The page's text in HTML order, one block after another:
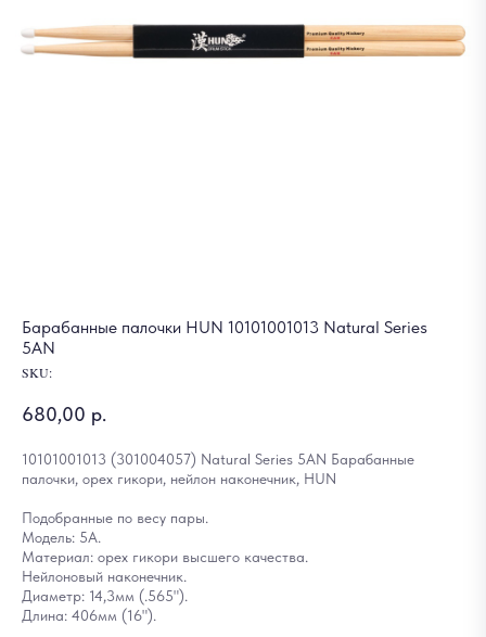
Барабанные палочки HUN 10101001013 Natural Series
5AN
SKU:
680,00 р.
10101001013 (301004057) Natural Series 5AN Барабанные
палочки, орех гикори, нейлон наконечник, HUN
Подобранные по весу пары.
Модель: 5A.
Материал: орех гикори высшего качества.
Нейлоновый наконечник.
Диаметр: 14,3мм (.565").
Длина: 406мм (16").